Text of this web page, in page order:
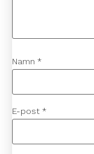
Namn *
E-post *